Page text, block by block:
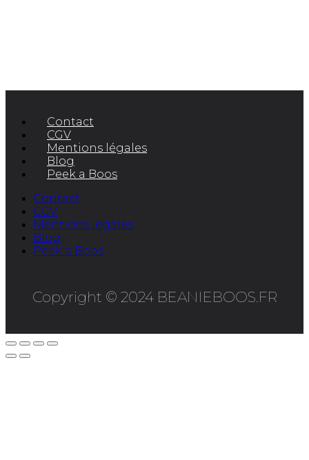
Contact
CGV
Mentions légales
Blog
Peek a Boos
Contact
CGV
Mentions légales
Blog
Peek a Boos
Copyright © 2024 BEANIEBOOS.FR